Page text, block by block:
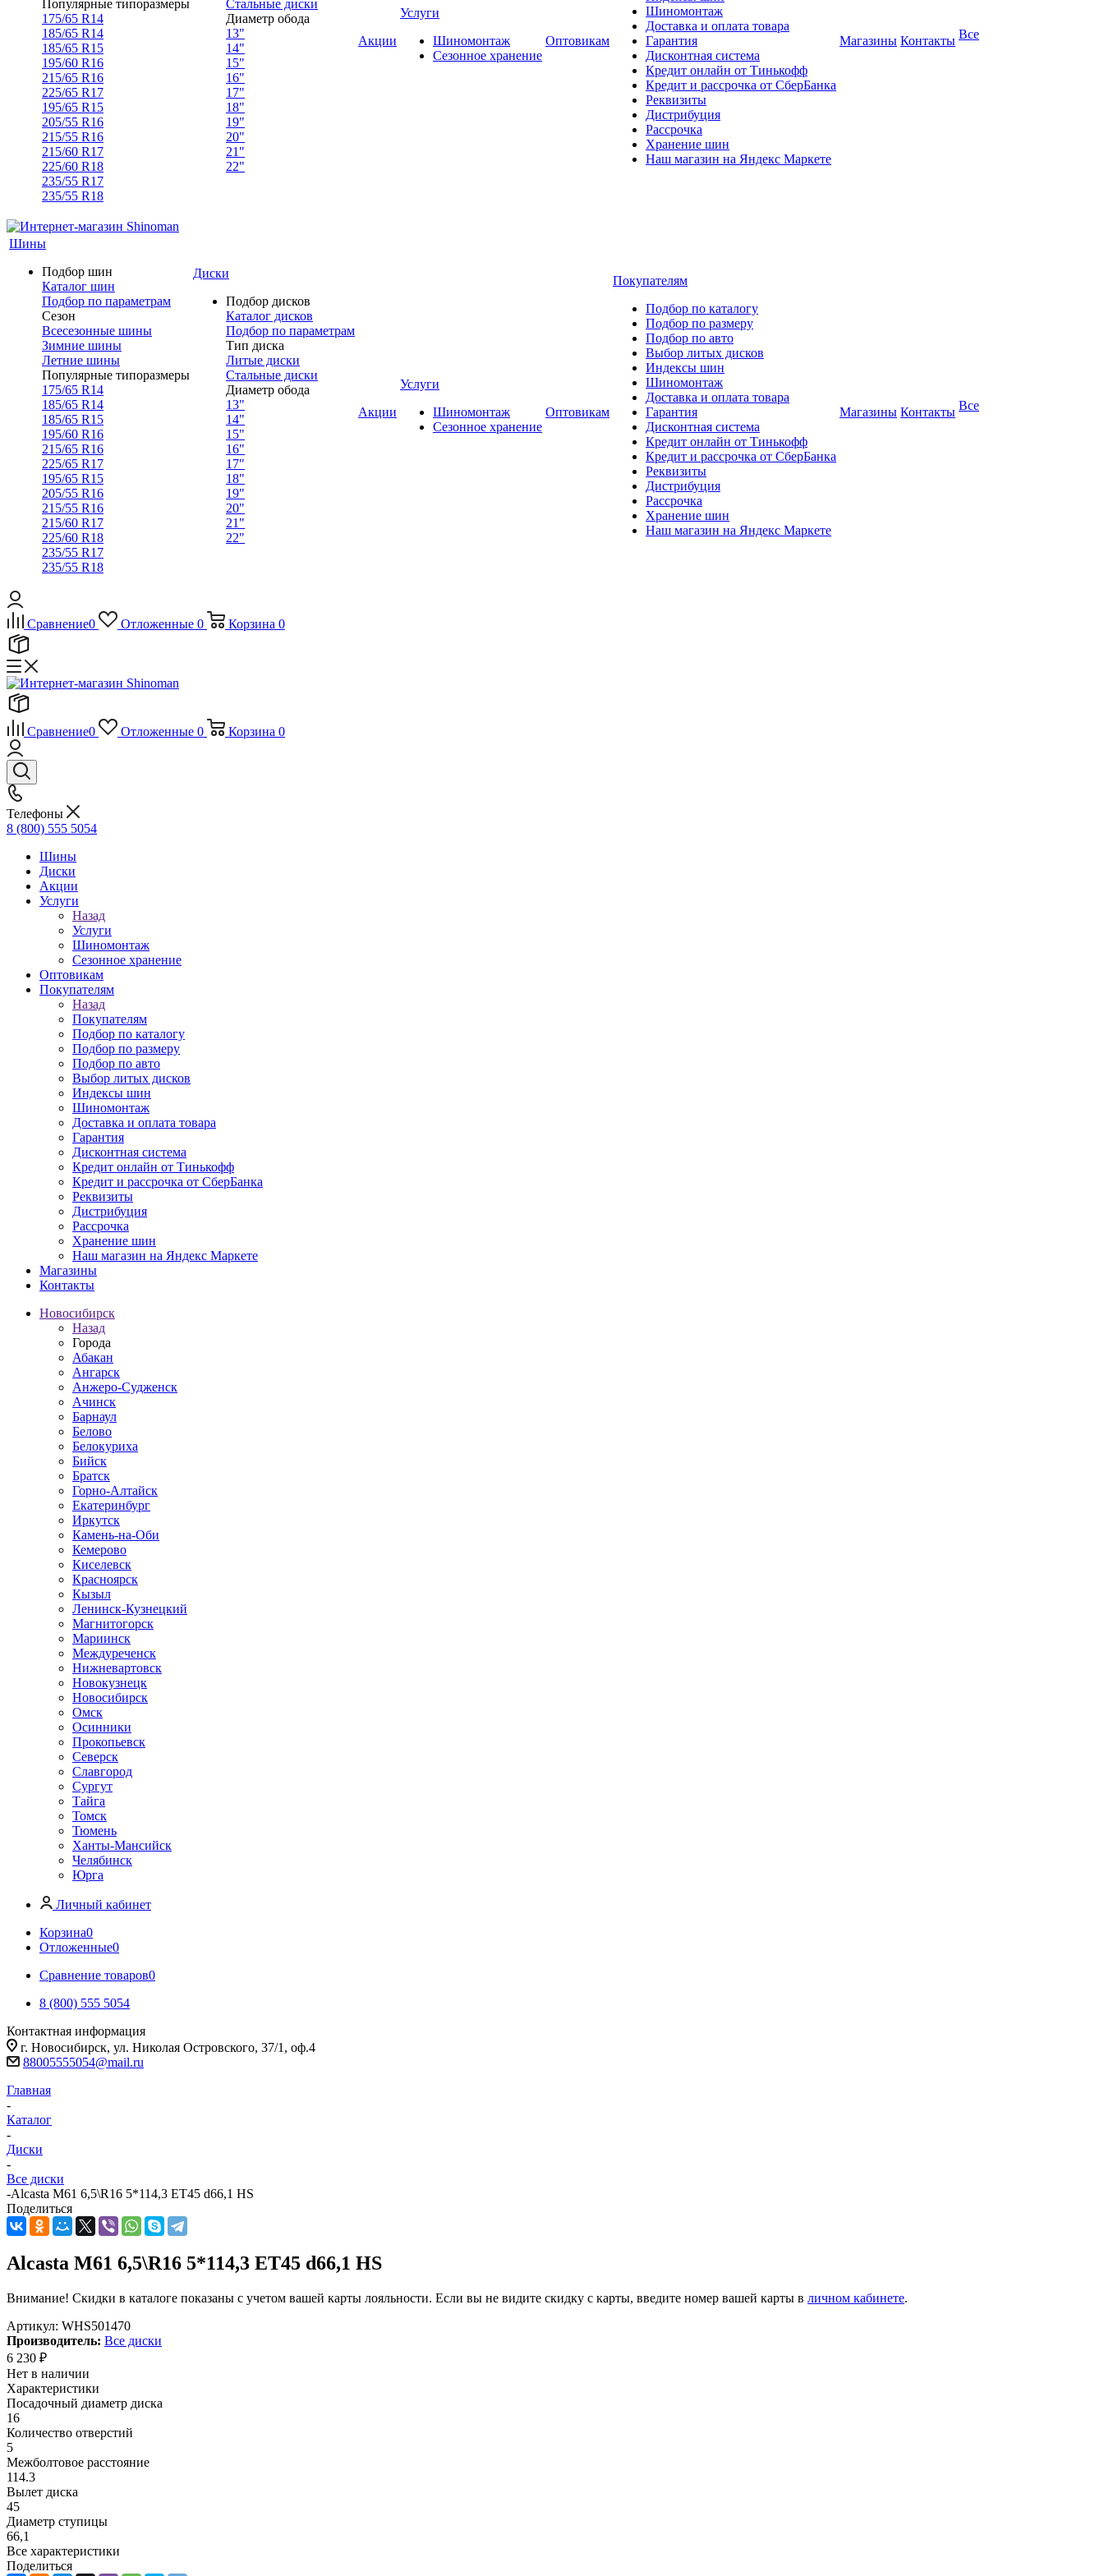
Популярные типоразмеры
175/65 R14
185/65 R14
185/65 R15
195/60 R16
215/65 R16
225/65 R17
195/65 R15
205/55 R16
215/55 R16
215/60 R17
225/60 R18
235/55 R17
235/55 R18
Стальные диски
Диаметр обода
13"
14"
15"
16"
17"
18"
19"
20"
21"
22"
Акции
Услуги
Шиномонтаж
Сезонное хранение
Оптовикам
Шиномонтаж
Доставка и оплата товара
Гарантия
Дисконтная система
Кредит онлайн от Тинькофф
Кредит и рассрочка от СберБанка
Реквизиты
Дистрибуция
Рассрочка
Хранение шин
Наш магазин на Яндекс Маркете
Магазины Контакты Все
Шины
Подбор шин
Каталог шин
Подбор по параметрам
Сезон
Всесезонные шины
Зимние шины
Летние шины
Популярные типоразмеры
175/65 R14
185/65 R14
185/65 R15
195/60 R16
215/65 R16
225/65 R17
195/65 R15
205/55 R16
215/55 R16
215/60 R17
225/60 R18
235/55 R17
235/55 R18
Диски
Подбор дисков
Каталог дисков
Подбор по параметрам
Тип диска
Литые диски
Стальные диски
Диаметр обода
13"
14"
15"
16"
17"
18"
19"
20"
21"
22"
Акции
Услуги
Шиномонтаж
Сезонное хранение
Оптовикам
Покупателям
Подбор по каталогу
Подбор по размеру
Подбор по авто
Выбор литых дисков
Индексы шин
Шиномонтаж
Доставка и оплата товара
Гарантия
Дисконтная система
Кредит онлайн от Тинькофф
Кредит и рассрочка от СберБанка
Реквизиты
Дистрибуция
Рассрочка
Хранение шин
Наш магазин на Яндекс Маркете
Магазины Контакты Все
Сравнение0 Отложенные 0 Корзина 0
Сравнение0 Отложенные 0 Корзина 0
Телефоны
8 (800) 555 5054
Шины
Диски
Акции
Услуги
Назад
Услуги
Шиномонтаж
Сезонное хранение
Оптовикам
Покупателям
Назад
Покупателям
Подбор по каталогу
Подбор по размеру
Подбор по авто
Выбор литых дисков
Индексы шин
Шиномонтаж
Доставка и оплата товара
Гарантия
Дисконтная система
Кредит онлайн от Тинькофф
Кредит и рассрочка от СберБанка
Реквизиты
Дистрибуция
Рассрочка
Хранение шин
Наш магазин на Яндекс Маркете
Магазины
Контакты
Новосибирск
Назад
Города
Абакан
Ангарск
Анжеро-Судженск
Ачинск
Барнаул
Белово
Белокуриха
Бийск
Братск
Горно-Алтайск
Екатеринбург
Иркутск
Камень-на-Оби
Кемерово
Киселевск
Красноярск
Кызыл
Ленинск-Кузнецкий
Магнитогорск
Мариинск
Междуреченск
Нижневартовск
Новокузнецк
Новосибирск
Омск
Осинники
Прокопьевск
Северск
Славгород
Сургут
Тайга
Томск
Тюмень
Ханты-Мансийск
Челябинск
Юрга
Личный кабинет
Корзина0
Отложенные0
Сравнение товаров0
8 (800) 555 5054
Контактная информация
г. Новосибирск, ул. Николая Островского, 37/1, оф.4
88005555054@mail.ru
Главная
-
Каталог
-
Диски
-
Все диски
-Alcasta M61 6,5\R16 5*114,3 ET45 d66,1 HS
Поделиться
Alcasta M61 6,5\R16 5*114,3 ET45 d66,1 HS
Внимание! Скидки в каталоге показаны с учетом вашей карты лояльности. Если вы не видите скидку с карты, введите номер вашей карты в личном кабинете.
Артикул: WHS501470
Производитель: Все диски
6 230 ₽
Нет в наличии
Характеристики
Посадочный диаметр диска
16
Количество отверстий
5
Межболтовое расстояние
114.3
Вылет диска
45
Диаметр ступицы
66,1
Все характеристики
Поделиться